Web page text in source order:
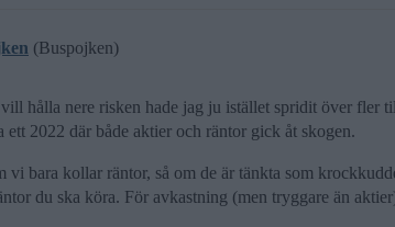
(Buspojken)
hålla nere risken hade jag ju istället spridit över fler
ett 2022 där både aktier och räntor gick åt skogen.
vi bara kollar räntor, så om de är tänkta som
du ska köra. För avkastning (men tryggare än